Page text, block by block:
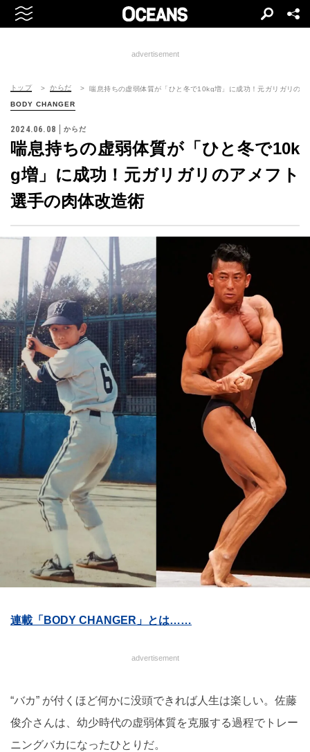
advertisement
トップ からだ 喘息持ちの虚弱体質が「ひと冬で10kg増」に成功！元ガリガリの
BODY CHANGER
2024.06.08 からだ
喘息持ちの虚弱体質が「ひと冬で10k
g増」に成功！元ガリガリのアメフト
選手の肉体改造術
連載「BODY CHANGER」とは……
advertisement
“バカ” が付くほど何かに没頭できれば人生は楽しい。佐藤
俊介さんは、幼少時代の虚弱体質を克服する過程でトレー
ニングバカになったひとりだ。